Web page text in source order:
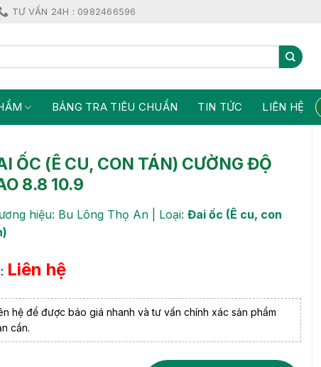
TƯ VẤN 24H : 0982466596
BẢNG TRA TIÊU CHUẨN TIN TỨC LIÊN HỆ
ỐC (Ê CU, CON TÁN) CƯỜNG ĐỘ
8.8 10.9
hiệu: Bu Lông Thọ An | Loại: Đai ốc (Ê cu, con
Liên hệ
hệ để được báo giá nhanh và tư vấn chính xác sản phẩm
cần.